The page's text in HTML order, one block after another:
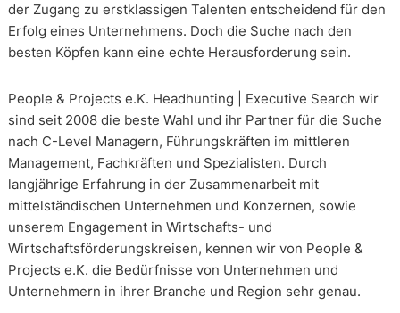
der Zugang zu erstklassigen Talenten entscheidend für den
Erfolg eines Unternehmens. Doch die Suche nach den
besten Köpfen kann eine echte Herausforderung sein.
People & Projects e.K. Headhunting | Executive Search wir
sind seit 2008 die beste Wahl und ihr Partner für die Suche
nach C-Level Managern, Führungskräften im mittleren
Management, Fachkräften und Spezialisten. Durch
langjährige Erfahrung in der Zusammenarbeit mit
mittelständischen Unternehmen und Konzernen, sowie
unserem Engagement in Wirtschafts- und
Wirtschaftsförderungskreisen, kennen wir von People &
Projects e.K. die Bedürfnisse von Unternehmen und
Unternehmern in ihrer Branche und Region sehr genau.